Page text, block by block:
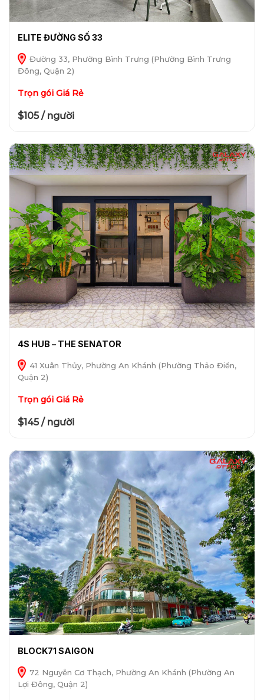
ELITE ĐƯỜNG SỐ 33
Đường 33, Phường Bình Trưng (Phường Bình Trưng
Đông, Quận 2)
Trọn gói Giá Rẻ
$105 / người
4S HUB – THE SENATOR
41 Xuân Thủy, Phường An Khánh (Phường Thảo Điền,
Quận 2)
Trọn gói Giá Rẻ
$145 / người
BLOCK71 SAIGON
72 Nguyễn Cơ Thạch, Phường An Khánh (Phường An
Lợi Đông, Quận 2)